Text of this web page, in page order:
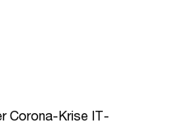
Corona-Krise IT-